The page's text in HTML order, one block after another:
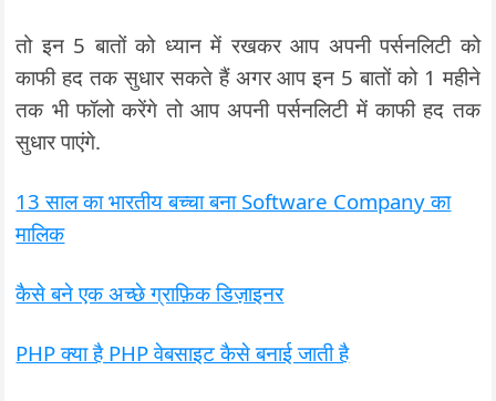
तो इन 5 बातों को ध्यान में रखकर आप अपनी पर्सनलिटी को
काफी हद तक सुधार सकते हैं अगर आप इन 5 बातों को 1 महीने
तक भी फॉलो करेंगे तो आप अपनी पर्सनलिटी में काफी हद तक
सुधार पाएंगे.
13 साल का भारतीय बच्चा बना Software Company का
मालिक
कैसे बने एक अच्छे ग्राफ़िक डिज़ाइनर
PHP क्या है PHP वेबसाइट कैसे बनाई जाती है